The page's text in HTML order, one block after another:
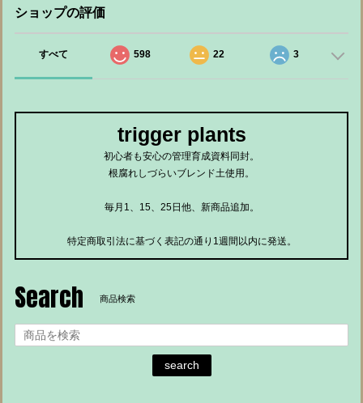
ショップの評価
すべて 598 22 3
trigger plants
初心者も安心の管理育成資料同封。
根腐れしづらいブレンド土使用。
毎月1、15、25日他、新商品追加。
特定商取引法に基づく表記の通り1週間以内に発送。
Search 商品検索
search